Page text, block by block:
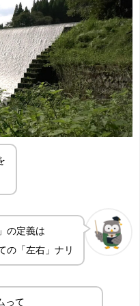
の定義は
の「左右」ナリ
って